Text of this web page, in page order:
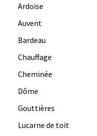
Ardoise
Auvent
Bardeau
Chauffage
Cheminée
Dôme
Gouttières
Lucarne de toit